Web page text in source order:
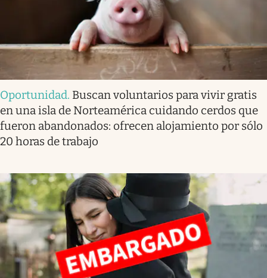
Oportunidad. Buscan voluntarios para vivir gratis
en una isla de Norteamérica cuidando cerdos que
fueron abandonados: ofrecen alojamiento por sólo
20 horas de trabajo